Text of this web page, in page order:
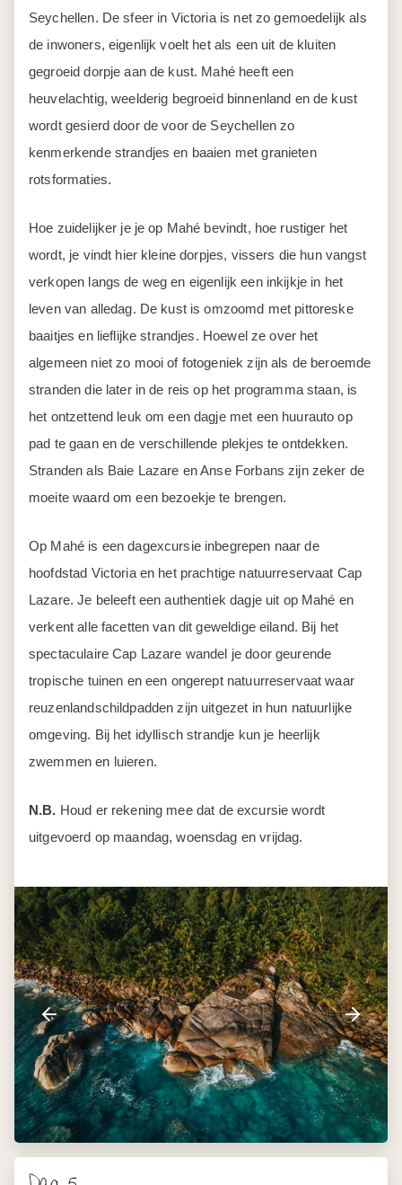
Seychellen. De sfeer in Victoria is net zo gemoedelijk als
de inwoners, eigenlijk voelt het als een uit de kluiten
gegroeid dorpje aan de kust. Mahé heeft een
heuvelachtig, weelderig begroeid binnenland en de kust
wordt gesierd door de voor de Seychellen zo
kenmerkende strandjes en baaien met granieten
rotsformaties.
Hoe zuidelijker je je op Mahé bevindt, hoe rustiger het
wordt, je vindt hier kleine dorpjes, vissers die hun vangst
verkopen langs de weg en eigenlijk een inkijkje in het
leven van alledag. De kust is omzoomd met pittoreske
baaitjes en lieflijke strandjes. Hoewel ze over het
algemeen niet zo mooi of fotogeniek zijn als de beroemde
stranden die later in de reis op het programma staan, is
het ontzettend leuk om een dagje met een huurauto op
pad te gaan en de verschillende plekjes te ontdekken.
Stranden als Baie Lazare en Anse Forbans zijn zeker de
moeite waard om een bezoekje te brengen.
Op Mahé is een dagexcursie inbegrepen naar de
hoofdstad Victoria en het prachtige natuurreservaat Cap
Lazare. Je beleeft een authentiek dagje uit op Mahé en
verkent alle facetten van dit geweldige eiland. Bij het
spectaculaire Cap Lazare wandel je door geurende
tropische tuinen en een ongerept natuurreservaat waar
reuzenlandschildpadden zijn uitgezet in hun natuurlijke
omgeving. Bij het idyllisch strandje kun je heerlijk
zwemmen en luieren.
N.B. Houd er rekening mee dat de excursie wordt
uitgevoerd op maandag, woensdag en vrijdag.